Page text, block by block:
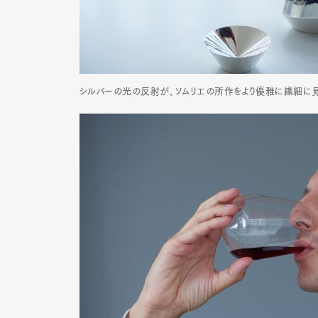
シルバーの光の反射が、ソムリエの所作をより優雅に繊細に